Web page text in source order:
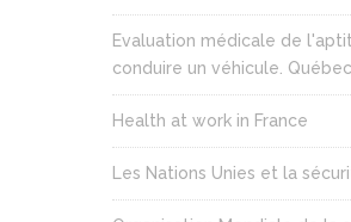
Evaluation médicale de
conduire un véhicule. Québec
Health at work in France
Les Nations Unies et la